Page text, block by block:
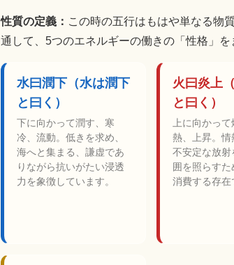
性質の定義： この時の五行はもはや単なる物
通して、5つのエネルギーの働きの「性格」を
水曰潤下（水は潤下
と曰く）
下に向かって潤す、寒
冷、流動。低きを求め、
海へと集まる、謙虚であ
りながら抗いがたい浸透
力を象徴しています。
火曰炎上
と曰く）
上に向かっ
熱、上昇。情
不安定な放射
囲を照らす
消費する存在